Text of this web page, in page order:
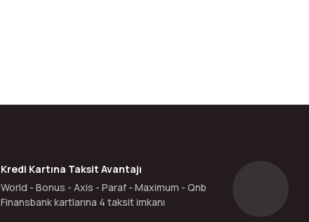
Kredi Kartına Taksit Avantajı
World - Bonus - Axis - Paraf - Maximum - Qnb
Finansbank kartlarına 4 taksit imkanı